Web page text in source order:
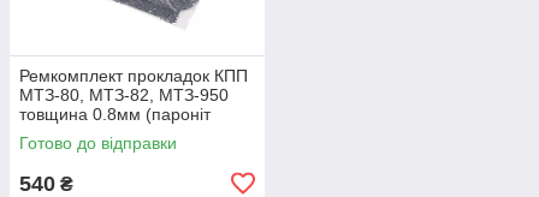
Ремкомплект прокладок КПП
МТЗ-80, МТЗ-82, МТЗ-950
товщина 0.8мм (пароніт
Україна) Р/к коробки передач
МТЗ
Готово до відправки
540 ₴